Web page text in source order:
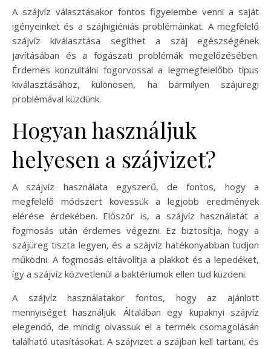
A szájvíz választásakor fontos figyelembe venni a saját
igényeinket és a szájhigiéniás problémáinkat. A megfelelő
szájvíz kiválasztása segíthet a száj egészségének
javításában és a fogászati problémák megelőzésében.
Érdemes konzultálni fogorvossal a legmegfelelőbb típus
kiválasztásához, különösen, ha bármilyen szájüregi
problémával küzdünk.
Hogyan használjuk
helyesen a szájvizet?
A szájvíz használata egyszerű, de fontos, hogy a
megfelelő módszert kövessük a legjobb eredmények
elérése érdekében. Először is, a szájvíz használatát a
fogmosás után érdemes végezni. Ez biztosítja, hogy a
szájüreg tiszta legyen, és a szájvíz hatékonyabban tudjon
működni. A fogmosás eltávolítja a plakkot és a lepedéket,
így a szájvíz közvetlenül a baktériumok ellen tud küzdeni.
A szájvíz használatakor fontos, hogy az ajánlott
mennyiséget használjuk. Általában egy kupaknyi szájvíz
elegendő, de mindig olvassuk el a termék csomagolásán
található utasításokat. A szájvizet a szájban kell tartani, és